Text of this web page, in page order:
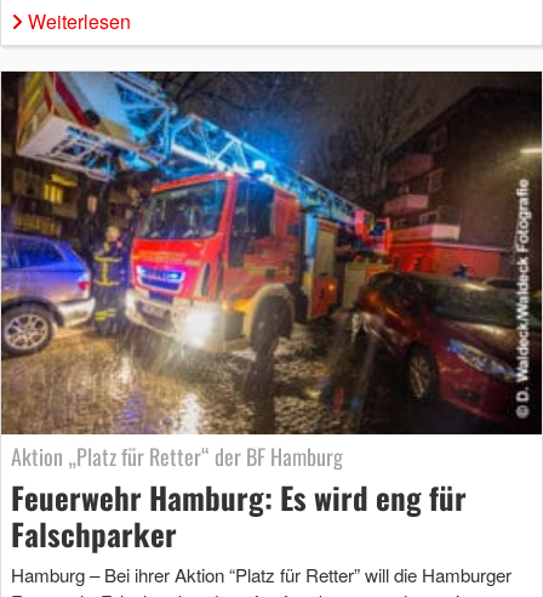
Weiterlesen
Aktion „Platz für Retter“ der BF Hamburg
Feuerwehr Hamburg: Es wird eng für
Falschparker
Hamburg – Bei ihrer Aktion “Platz für Retter” will die Hamburger